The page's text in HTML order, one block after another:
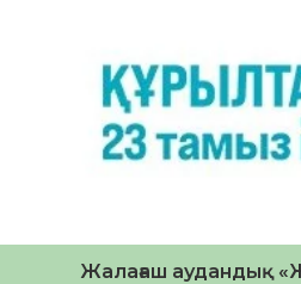
Жалағаш аудандық